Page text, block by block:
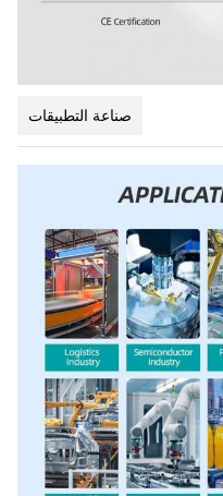
صناعة التطبيقات